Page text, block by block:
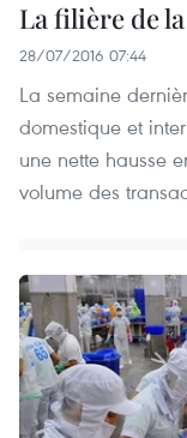
La filière de
28/07/2016 07:44
La semaine
domestique et
une nette hausse
volume des